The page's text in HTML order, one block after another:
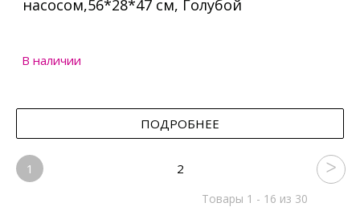
насосом,56*28*47 см, Голубой
В наличии
ПОДРОБНЕЕ
1 2
Товары 1 - 16 из 30